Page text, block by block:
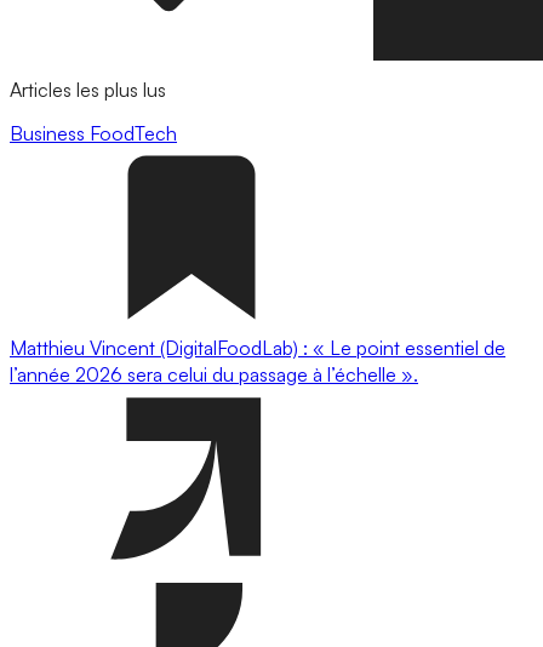
Articles les plus lus
Business FoodTech
Matthieu Vincent (DigitalFoodLab) : « Le point essentiel de
l’année 2026 sera celui du passage à l’échelle ».